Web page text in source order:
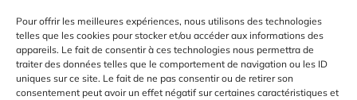
Pour offrir les meilleures expériences, nous utilisons des technologies
telles que les cookies pour stocker et/ou accéder aux informations des
appareils. Le fait de consentir à ces technologies nous permettra de
traiter des données telles que le comportement de navigation ou les ID
uniques sur ce site. Le fait de ne pas consentir ou de retirer son
consentement peut avoir un effet négatif sur certaines caractéristiques et
Mentions légales
Conditions d'utilisation
Politique de confidentialité
Gestion des cookies